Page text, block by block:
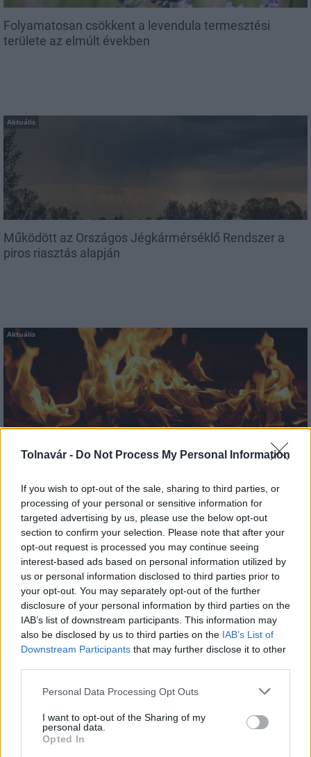
Tolnavár - Do Not Process My Personal Information
If you wish to opt-out of the sale, sharing to third parties, or
processing of your personal or sensitive information for
targeted advertising by us, please use the below opt-out
section to confirm your selection. Please note that after your
opt-out request is processed you may continue seeing
interest-based ads based on personal information utilized by
us or personal information disclosed to third parties prior to
your opt-out. You may separately opt-out of the further
disclosure of your personal information by third parties on the
IAB’s list of downstream participants. This information may
also be disclosed by us to third parties on the IAB’s List of
Downstream Participants that may further disclose it to other
Please note that this website/app uses one or more Google
not limited to your visit or usage behaviour. You may click to
grant or deny consent to Google and its third-party tags to
use your data for below specified purposes in below Google
Personal Data Processing Opt Outs
I want to opt-out of the Sharing of my
personal data.
Opted In
Folyamatosan csökkent a levendula termesztési
területe az elmúlt években
Aktuális
Működött az Országos Jégkármérséklő Rendszer a
piros riasztás alapján
Aktuális
Péntektől Budapesten és 10 vármegyében megszűnik
MAGYAR ÉPÍTŐK
Útépítés